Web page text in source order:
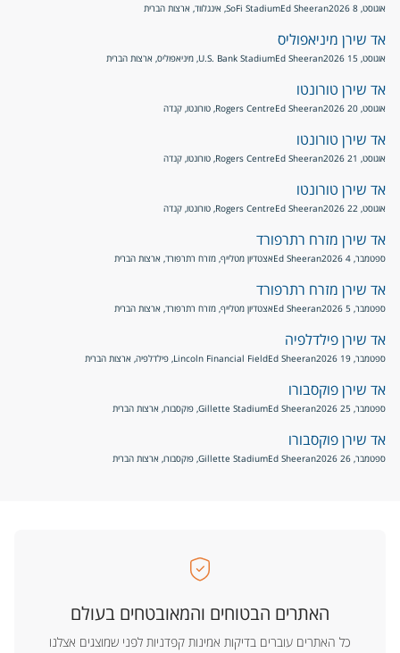
אוגוסט, 8 2026 Ed SheeranSoFi Stadium, אינגלווד, ארצות הברית
אד שירן מיניאפוליס
אוגוסט, 15 2026 Ed SheeranU.S. Bank Stadium, מיניאפוליס, ארצות הברית
אד שירן טורונטו
אוגוסט, 20 2026 Ed SheeranRogers Centre, טורונטו, קנדה
אד שירן טורונטו
אוגוסט, 21 2026 Ed SheeranRogers Centre, טורונטו, קנדה
אד שירן טורונטו
אוגוסט, 22 2026 Ed SheeranRogers Centre, טורונטו, קנדה
אד שירן מזרח רתרפורד
ספטמבר, 4 2026 Ed Sheeranאצטדיון מטלייף, מזרח רתרפורד, ארצות הברית
אד שירן מזרח רתרפורד
ספטמבר, 5 2026 Ed Sheeranאצטדיון מטלייף, מזרח רתרפורד, ארצות הברית
אד שירן פילדלפיה
ספטמבר, 19 2026 Ed SheeranLincoln Financial Field, פילדלפיה, ארצות הברית
אד שירן פוקסבורו
ספטמבר, 25 2026 Ed SheeranGillette Stadium, פוקסבורו, ארצות הברית
אד שירן פוקסבורו
ספטמבר, 26 2026 Ed SheeranGillette Stadium, פוקסבורו, ארצות הברית
האתרים הבטוחים והמאובטחים בעולם
כל האתרים עוברים בדיקות אמינות קפדניות לפני שמוצגים אצלנו